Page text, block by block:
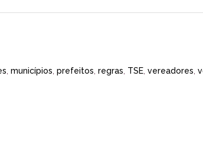
municípios prefeitos regras TSE vereadores